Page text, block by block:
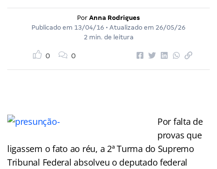
Por Anna Rodrigues
Publicado em 13/04/16 • Atualizado em 26/05/26
2 min. de leitura
0 0
Por falta de
provas que
ligassem o fato ao réu, a 2ª Turma do Supremo
Tribunal Federal absolveu o deputado federal